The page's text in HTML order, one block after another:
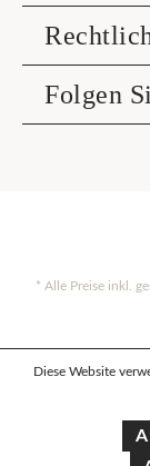
Folgen
* Alle Preise inkl.
Diese Website